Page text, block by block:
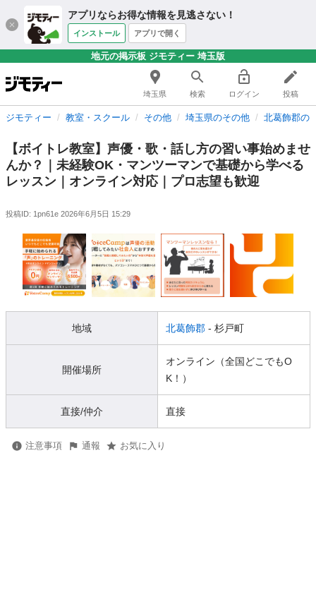
アプリならお得な情報を見逃さない！
インストール アプリで開く
地元の掲示板 ジモティー 埼玉版
埼玉県 検索 ログイン 投稿
ジモティー 教室・スクール その他 埼玉県のその他 北葛飾郡の
【ボイトレ教室】声優・歌・話し方の習い事始めませ
んか？｜未経験OK・マンツーマンで基礎から学べる
レッスン｜オンライン対応｜プロ志望も歓迎
投稿ID: 1pn61e 2026年6月5日 15:29
地域 北葛飾郡 - 杉戸町
開催場所
オンライン（全国どこでもO
K！）
直接/仲介 直接
注意事項 通報 お気に入り